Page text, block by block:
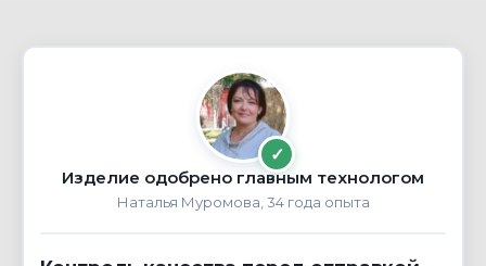
✓
Изделие одобрено главным технологом
Наталья Муромова, 34 года опыта